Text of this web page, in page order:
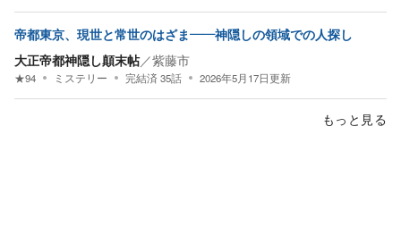
帝都東京、現世と常世のはざま――神隠しの領域での人探し
大正帝都神隠し顛末帖／紫藤市
★94 ミステリー 完結済35話 2026年5月17日更新
もっと見る